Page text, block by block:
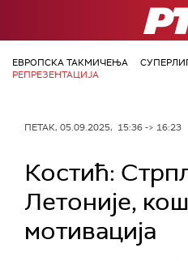
РТС
ЕВРОПСКА ТАКМИЧЕЊА
РЕПРЕЗЕНТАЦИЈА
ПЕТАК, 05.09.2025, 15:36 -> 16:23
Костић:
Летоније,
мотивација